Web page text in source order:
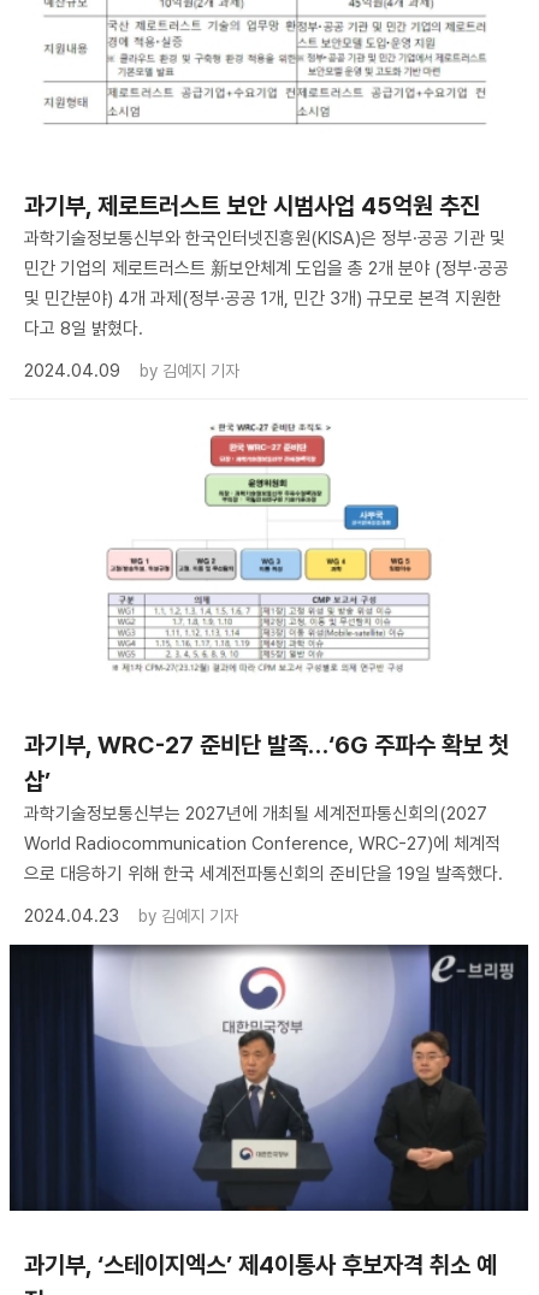
과기부, 제로트러스트 보안 시범사업 45억원 추진
과학기술정보통신부와 한국인터넷진흥원(KISA)은 정부·공공 기관 및
민간 기업의 제로트러스트 新보안체계 도입을 총 2개 분야 (정부·공공
및 민간분야) 4개 과제(정부·공공 1개, 민간 3개) 규모로 본격 지원한
다고 8일 밝혔다.
2024.04.09
by 김예지 기자
과기부, WRC-27 준비단 발족…‘6G 주파수 확보 첫
삽’
과학기술정보통신부는 2027년에 개최될 세계전파통신회의(2027
World Radiocommunication Conference, WRC-27)에 체계적
으로 대응하기 위해 한국 세계전파통신회의 준비단을 19일 발족했다.
2024.04.23
by 김예지 기자
과기부, ‘스테이지엑스’ 제4이통사 후보자격 취소 예